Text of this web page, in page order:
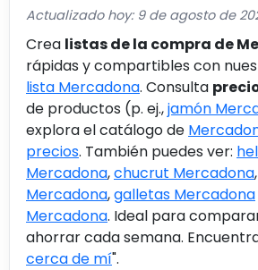
Actualizado hoy: 9 de agosto de
Crea listas de la compra de
rápidas y compartibles con
lista Mercadona. Consulta
de productos (p. ej.,jamón
explora el catálogo de
precios. También puedes ver:
Mercadona,chucrut Mercadona,
Mercadona,galletas Mercadona
Mercadona. Ideal para
ahorrar cada semana.
cerca de mí".